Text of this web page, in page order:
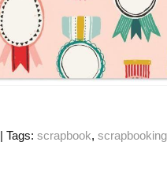
|Tags:scrapbook scrapbooking